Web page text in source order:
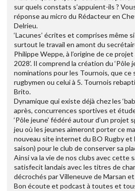
sur quels constats s’appuient-ils ?
réponse au micro du Rédacteur en
Delrieu.
‘Lacunes’ écrites et comprises même
surtout le travail en amont du
Philippe Weppe, à l’origine de ce projet
2028’. Il comprend la création du ‘Pôle
nominations pour les Tournois, que ce
rugbymen ou celui à 5. Tournois
Brito.
Dynamique qui existe déjà chez les
après, concurrences sportives et
‘Pôle jeune’ fédéré autour d’un projet
jeu où les jeunes aimeront porter ce
nouveau site internet du BO Rugby
saison) pour le club de conserver sa
Ainsi va la vie de nos clubs avec cette
satisfecit landais avec les titres de
décrochés par Villeneuve de Marsan et
Bon écoute et podcast à toutes et